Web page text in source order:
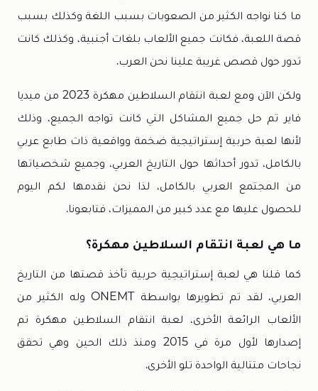
ما كنا نواجه الكثير من الصعوبات بسبب اللغة وكذلك بسبب
قصة اللعبة، فكانت جميع الألعاب بلغات أجنبية، وكذلك كانت
تدور حول قصص غريبة علينا نحن العرب.
ولكن الآن ومع لعبة انتقام السلاطين مهكرة 2023 من ميديا
فاير تم حل جميع المشاكل التي كانت تواجه الجميع، وذلك
لأنها لعبة حربية إستراتيجية ضخمة وواقعية ذات طابع عربي
بالكامل، تدور أحداثها حول التاريخ العربي، وجميع شخصياتها
من المجتمع العربي بالكامل، لذا نحن نقدمها لكم اليوم
للحصول عليها مع عدد كبير من المميزات، فتابعونا.
ما هي لعبة انتقام السلاطين مهكرة؟
كما قلنا هي لعبة إستراتيجية حربية تأخذ قصتها من التاريخ
العربي، لقد تم تطويرها بواسطة ONEMT وله الكثير من
الألعاب الرائعة الأخرى، لعبة انتقام السلاطين مهكرة تم
إصدارها لأول مرة في 2015 ومنذ ذلك الحين وهي تحقق
نجاحات متتالية الواحدة تلو الأخرى.